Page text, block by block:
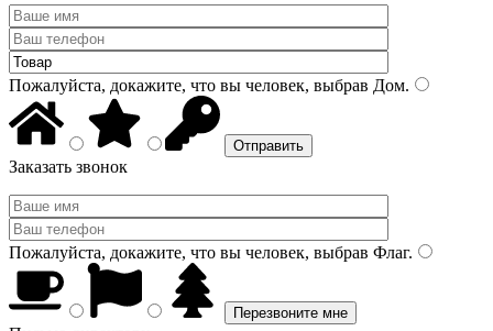
Пожалуйста, докажите, что вы человек, выбрав Дом.
Заказать звонок
Пожалуйста, докажите, что вы человек, выбрав Флаг.